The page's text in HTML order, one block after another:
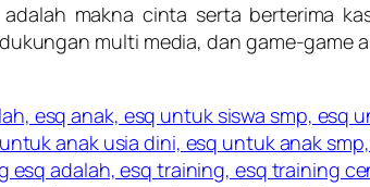
adalah makna cinta serta berterima
multi media, dan game-game